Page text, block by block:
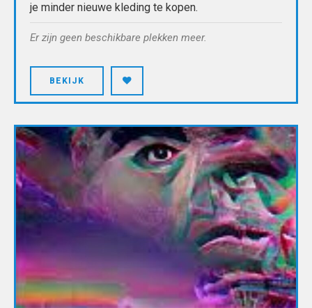
je minder nieuwe kleding te kopen.
Er zijn geen beschikbare plekken meer.
BEKIJK